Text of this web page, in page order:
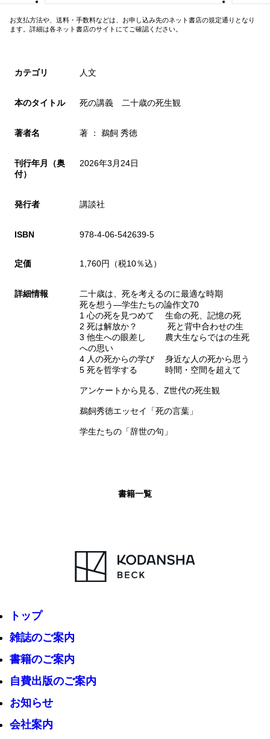
お支払方法や、送料・手数料などは、お申し込み先のネット書店の規定通りとなり
ます。詳細は各ネット書店のサイトにてご確認ください。
カテゴリ 人文
本のタイトル 死の講義 二十歳の死生観
著者名 著 ： 鵜飼 秀徳
刊行年月（奥
付）
2026年3月24日
発行者 講談社
ISBN 978-4-06-542639-5
定価 1,760円（税10％込）
詳細情報
二十歳は、死を考えるのに最適な時期
死を想う―学生たちの論作文70
1 心の死を見つめて 生命の死、記憶の死
2 死は解放か？ 死と背中合わせの生
3 他生への眼差し 農大生ならではの生死
への思い
4 人の死からの学び 身近な人の死から思う
5 死を哲学する 時間・空間を超えて
アンケートから見る、Z世代の死生観
鵜飼秀徳エッセイ「死の言葉」
学生たちの「辞世の句」
書籍一覧
トップ
雑誌のご案内
書籍のご案内
自費出版のご案内
お知らせ
会社案内